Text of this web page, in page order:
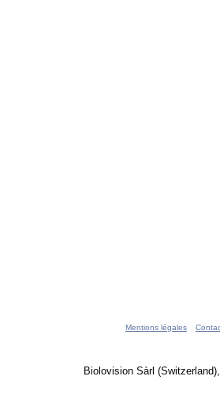
Mentions légales
Biolovision Sàrl